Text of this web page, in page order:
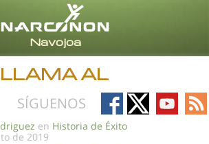
Español
Todas las Regiones/Idiomas
LLAMA AL
SÍGUENOS
Follow
on
Follow
on
Follow
on
on
en Historia de Éxito
de 2019